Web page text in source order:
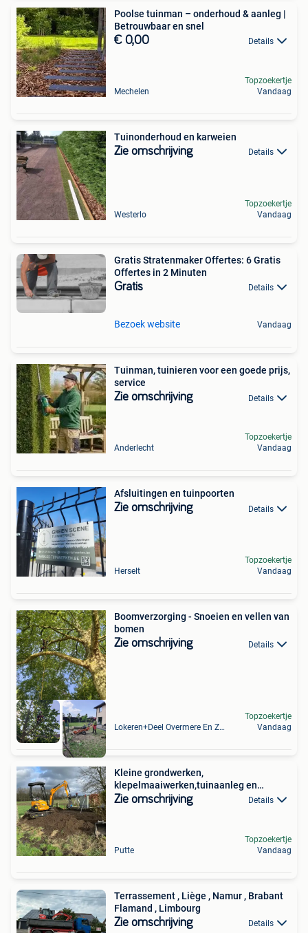
Poolse tuinman – onderhoud & aanleg |
Betrouwbaar en snel
€ 0,00 Details
Mechelen
Topzoekertje
Vandaag
Tuinonderhoud en karweien
Zie omschrijving Details
Westerlo
Topzoekertje
Vandaag
Gratis Stratenmaker Offertes: 6 Gratis
Offertes in 2 Minuten
Gratis Details
Bezoek website Vandaag
Tuinman, tuinieren voor een goede prijs,
service
Zie omschrijving Details
Anderlecht
Topzoekertje
Vandaag
Afsluitingen en tuinpoorten
Zie omschrijving Details
Herselt
Topzoekertje
Vandaag
Boomverzorging - Snoeien en vellen van
bomen
Zie omschrijving Details
Lokeren+Deel Overmere En Zele
Topzoekertje
Vandaag
Kleine grondwerken,
klepelmaaiwerken,tuinaanleg en
onderhoud
Zie omschrijving Details
Putte
Topzoekertje
Vandaag
Terrassement , Liège , Namur , Brabant
Flamand , Limbourg
Zie omschrijving Details